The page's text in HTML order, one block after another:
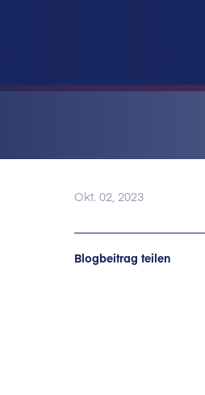
Okt. 02, 2023
Blogbeitrag teilen